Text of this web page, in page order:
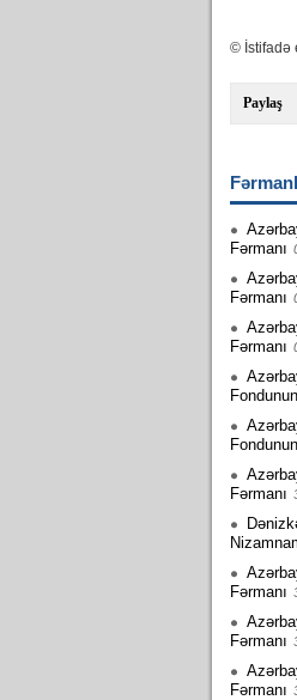
© İstifadə
Paylaş
Fərmanı
Fərmanı
Fərmanı
Fərmanı
Fərmanı
Fərmanı
Fərmanı